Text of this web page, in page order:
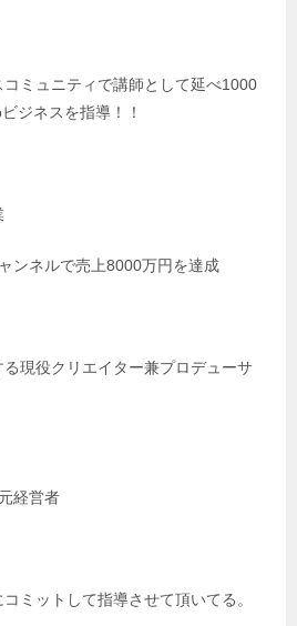
ミュニティで講師として延べ1000
ジネスを指導！！
ンネルで売上8000万円を達成
現役クリエイター兼プロデューサ
経営者
ミットして指導させて頂いてる。